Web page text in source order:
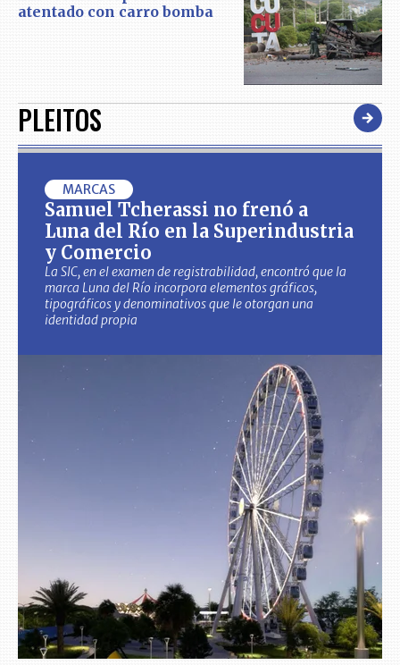
atentado con carro bomba
PLEITOS
MARCAS
Samuel Tcherassi no frenó a
Luna del Río en la Superindustria
y Comercio
La SIC, en el examen de registrabilidad, encontró que la
marca Luna del Río incorpora elementos gráficos,
tipográficos y denominativos que le otorgan una
identidad propia